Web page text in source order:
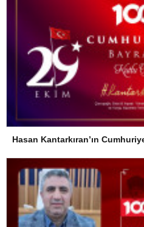
Hasan Kantarkıran’ın